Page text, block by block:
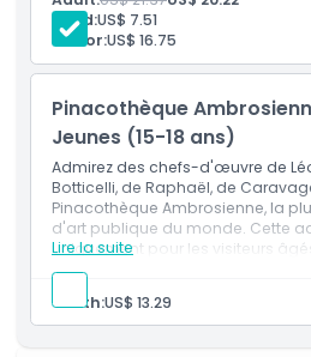
Politique enfant/adulte
Exclus
Heures d'ouverture
À savoir
Child:US$ 7.51
Senior:US$ 16.75
Pinacothèque
Jeunes (15-18 ans)
Admirez des chefs-d'œuvre de
Botticelli, de Raphaël, de
Pinacothèque Ambrosienne, la
d'art publique du monde. Cette
uniquement pour les visiteurs âgés
Lire la suite
Youth:US$ 13.29